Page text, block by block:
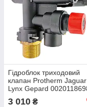
Гідроблок триходовий
клапан Protherm Jaguar
Lynx Gepard
3 010 ₴